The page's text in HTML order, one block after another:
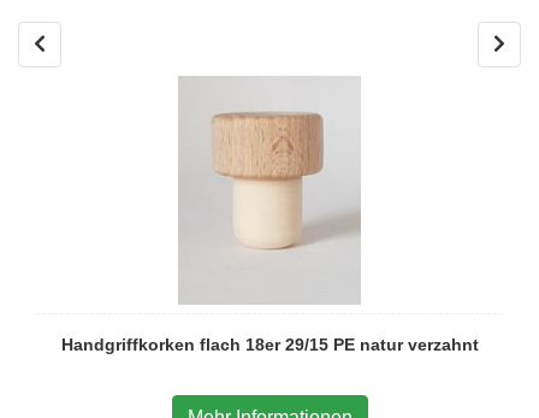
Handgriffkorken flach 18er 29/15 PE natur verzahnt